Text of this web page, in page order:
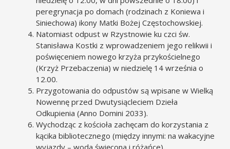
peregrynacja po domach (rodzinach z Koniewa i
Siniechowa) ikony Matki Bożej Częstochowskiej.
Natomiast odpust w Rzystnowie ku czci św.
Stanisława Kostki z wprowadzeniem jego relikwii i
poświęceniem nowego krzyża przykościelnego
(Krzyż Przebaczenia) w niedzielę 14 września o
12.00.
Przygotowania do odpustów są wpisane w Wielką
Nowennę przed Dwutysiącleciem Dzieła
Odkupienia (Anno Domini 2033).
Wychodząc z kościoła zachęcam do korzystania z
kącika bibliotecznego (między innymi: na wakacyjne